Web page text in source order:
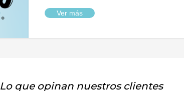
Ver más
Lo que opinan nuestros clientes